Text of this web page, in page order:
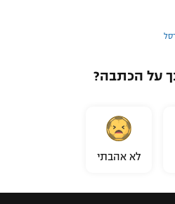
על הכתבה?
לא אהבתי